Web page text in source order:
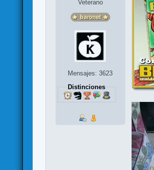
Veterano
Mensajes: 3623
Distinciones